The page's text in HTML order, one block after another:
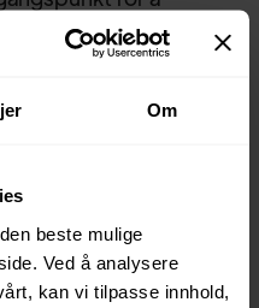
Om
beste mulige
Ved å analysere
kan vi tilpasse innhold,
kurs